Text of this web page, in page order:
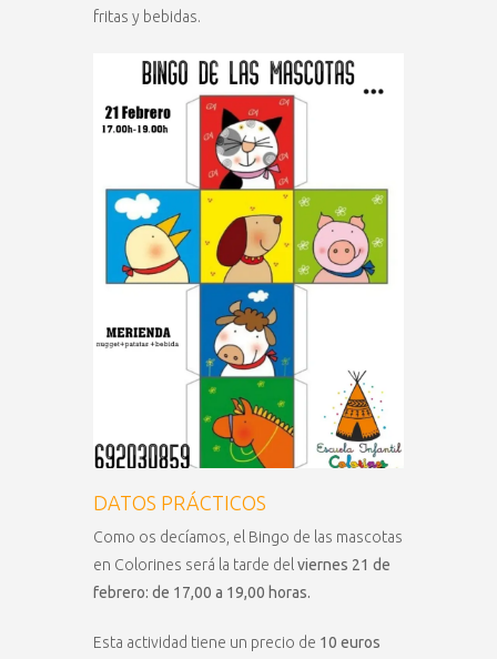
fritas y bebidas.
DATOS PRÁCTICOS
Como os decíamos, el Bingo de las mascotas
en Colorines será la tarde del viernes 21 de
febrero: de 17,00 a 19,00 horas.
Esta actividad tiene un precio de 10 euros